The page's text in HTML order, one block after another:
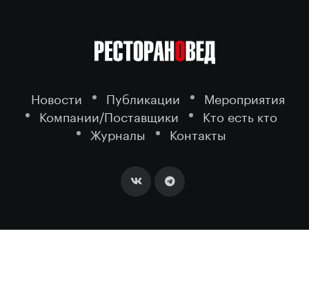
Новости Публикации
Мероприятия
Компании/Поставщики
Кто есть кто
Журналы
Контакты